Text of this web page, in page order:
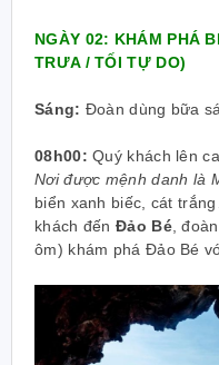
NGÀY 02: KHÁM PHÁ
TRƯA / TỐI TỰ DO)
Sáng: Đoàn dùng bữa
08h00:Quý khách lên
Nơi được mệnh danh là
biển xanh biếc, cát
khách đến Đảo Bé,
ôm) khám phá Đảo Bé